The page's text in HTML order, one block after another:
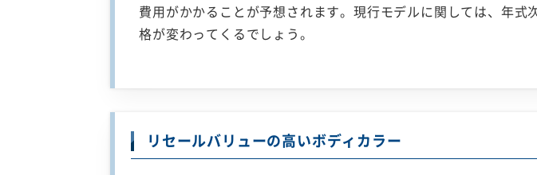
費用がかかることが予想されます。現行モデルに関しては、年式
格が変わってくるでしょう。
リセールバリューの高いボディカラー